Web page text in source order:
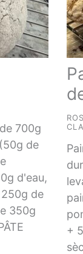
700g
de
d'eau,
de
350g
+